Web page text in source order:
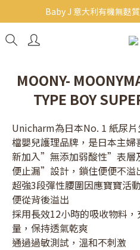
Baby J 意大利有機無麩
Baby J 意大利有機無麩
BB主食/幼兒食品現貨｜滿
Baby J 意大利有機無麩
MOONY-
TYPE BOY
Unicharm為日本No. 1 紙尿
檔嬰兒護理品牌，是日本主婦
新加入”無添加弱酸性”表層
便止漏”設計，鎖住便便不溢
超強3段彈性腰圍因應寶寶活
便從背後溢出
採用長效12小時的吸收物料
量，保持透氣乾爽
通過過敏測試，溫和不刺激